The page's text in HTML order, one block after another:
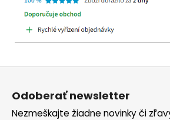
Z
Odoberať newsletter
Nezmeškajte žiadne novinky či